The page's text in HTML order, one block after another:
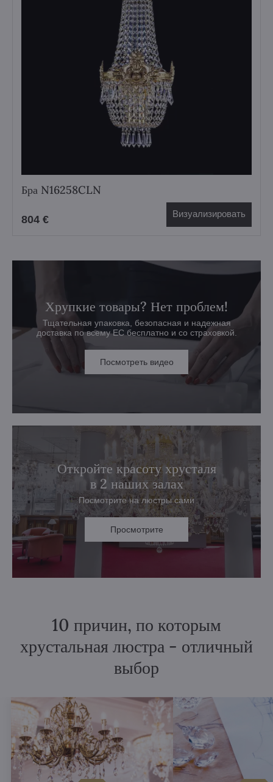
Бра N16258CLN
804 € Визуализировать
Хрупкие товары? Нет проблем!
Тщательная упаковка, безопасная и надежная
доставка по всему ЕС бесплатно и со страховкой.
Посмотреть видео
Откройте красоту хрусталя
в 2 наших залах
Посмотрите на люстры сами
Просмотрите
10 причин, по которым
хрустальная люстра - отличный
выбор